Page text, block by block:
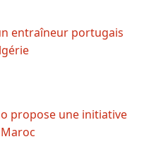
entraîneur portugais
propose une initiative